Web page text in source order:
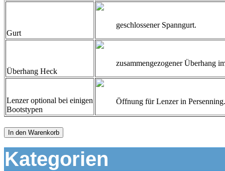
Gurt
geschlossener Spanngurt.
Überhang Heck
zusammengezogener Überhang
Lenzer optional bei einigen
Bootstypen
Öffnung für Lenzer in Persenning.
In den Warenkorb
Kategorien